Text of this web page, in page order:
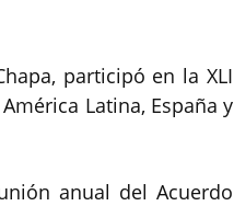
participó en la XLI
Latina, España y
anual del Acuerdo